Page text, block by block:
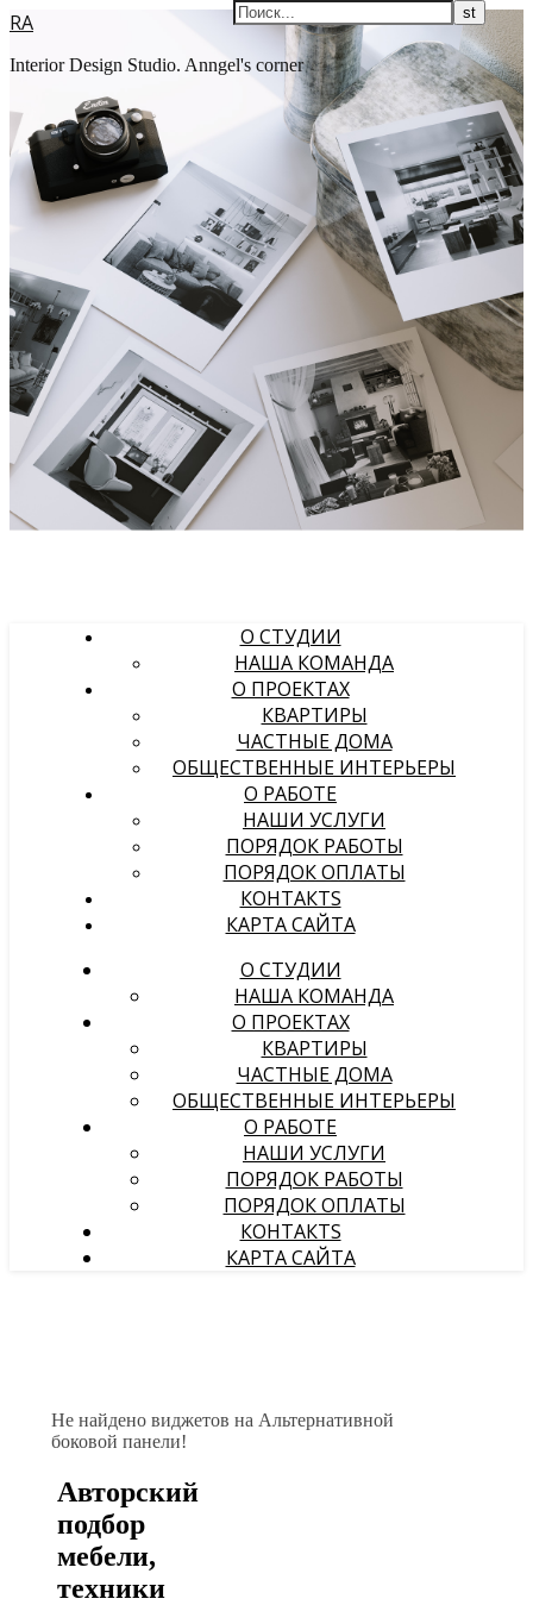
RA
Interior Design Studio. Anngel's corner
О СТУДИИ
НАША КОМАНДА
О ПРОЕКТАХ
КВАРТИРЫ
ЧАСТНЫЕ ДОМА
ОБЩЕСТВЕННЫЕ ИНТЕРЬЕРЫ
О РАБОТЕ
НАШИ УСЛУГИ
ПОРЯДОК РАБОТЫ
ПОРЯДОК ОПЛАТЫ
КОНТАКТS
КАРТА САЙТА
О СТУДИИ
НАША КОМАНДА
О ПРОЕКТАХ
КВАРТИРЫ
ЧАСТНЫЕ ДОМА
ОБЩЕСТВЕННЫЕ ИНТЕРЬЕРЫ
О РАБОТЕ
НАШИ УСЛУГИ
ПОРЯДОК РАБОТЫ
ПОРЯДОК ОПЛАТЫ
КОНТАКТS
КАРТА САЙТА
Не найдено виджетов на Альтернативной
боковой панели!
Авторский
подбор
мебели,
техники